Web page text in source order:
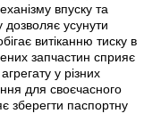
впуску та
дозволяє усунути
витіканню тиску в
запчастин сприяє
у різних
для своєчасного
зберегти паспортну